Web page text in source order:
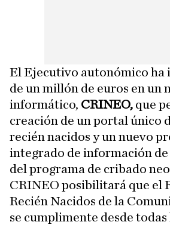
El Ejecutivo autonómico ha
de un millón de euros en un
informático, CRINEO, que
creación de un portal único
recién nacidos y un nuevo
integrado de información
del programa de cribado
CRINEO posibilitará que el
Recién Nacidos de la
se cumplimente desde todas